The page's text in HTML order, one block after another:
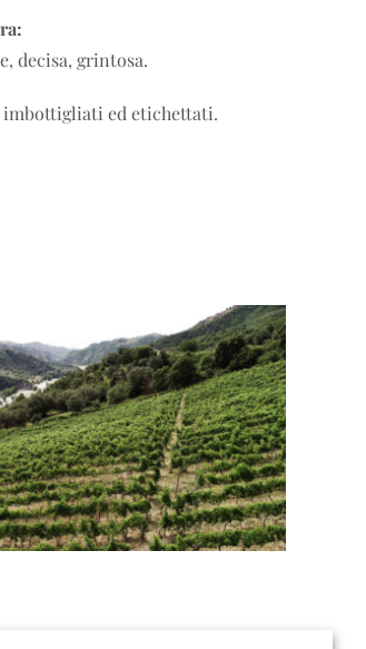
decisa, grintosa.
imbottigliati ed etichettati.